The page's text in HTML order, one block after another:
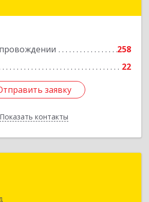
258
22
заявку
Показать контакты
заявку
Назад
обл, Великий Новгород